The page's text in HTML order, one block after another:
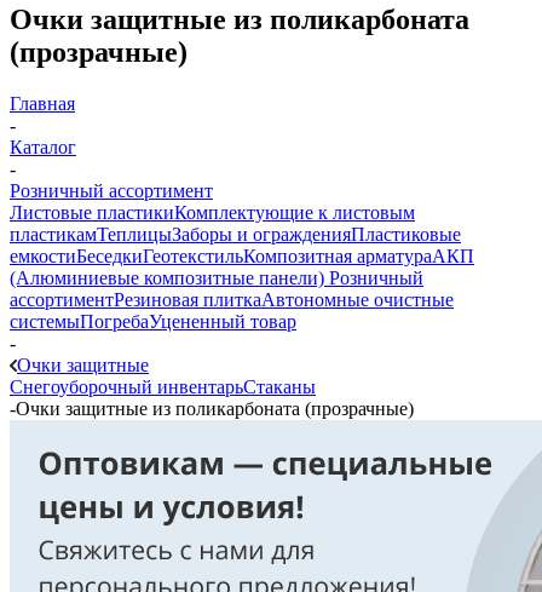
Очки защитные из поликарбоната
(прозрачные)
Главная
-
Каталог
-
Розничный ассортимент
Листовые пластикиКомплектующие к листовым
пластикамТеплицыЗаборы и огражденияПластиковые
емкостиБеседкиГеотекстильКомпозитная арматураАКП
(Алюминиевые композитные панели) Розничный
ассортиментРезиновая плиткаАвтономные очистные
системыПогребаУцененный товар
-
Очки защитные
Снегоуборочный инвентарьСтаканы
-Очки защитные из поликарбоната (прозрачные)